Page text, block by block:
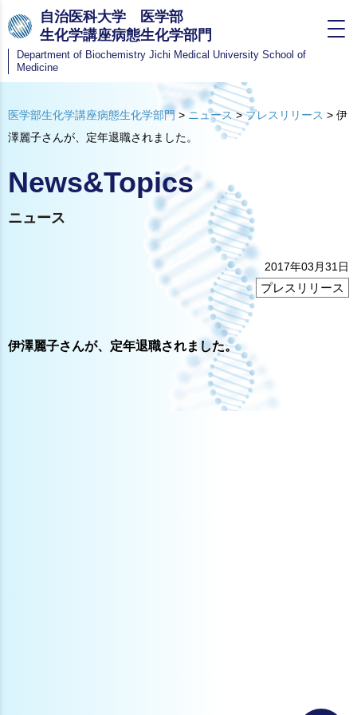
自治医科大学 医学部
生化学講座病態生化学部門
Department of Biochemistry Jichi Medical University School of
Medicine
医学部生化学講座病態生化学部門> ニュース>プレスリリース > 伊
澤麗子さんが、定年退職されました。
News&Topics
ニュース
2017年03月31日
プレスリリース
伊澤麗子さんが、定年退職されました。